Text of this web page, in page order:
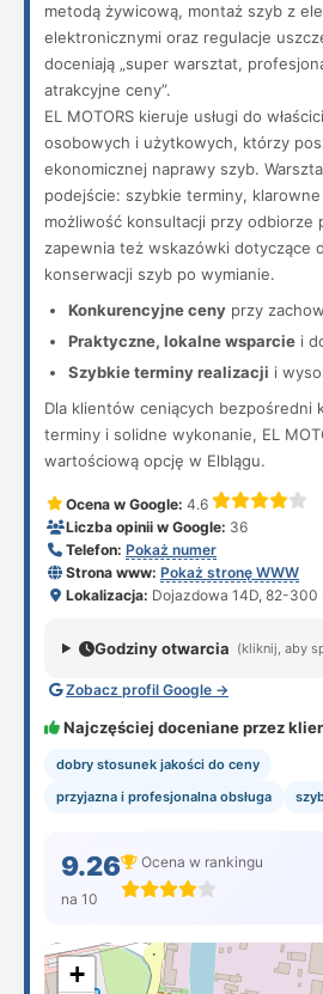
metodą żywicową, montaż szyb z
elektronicznymi oraz regulacje
doceniają „super warsztat,
atrakcyjne ceny”.
EL MOTORS kieruje usługi do
osobowych i użytkowych, którzy
ekonomicznej naprawy szyb.
podejście: szybkie terminy,
możliwość konsultacji przy odbiorze
zapewnia też wskazówki dotyczące
konserwacji szyb po wymianie.
Konkurencyjne ceny przy
Praktyczne, lokalne wsparcie i
Szybkie terminy realizacji i
Dla klientów ceniących bezpośredni
terminy i solidne wykonanie, EL
wartościową opcję w Elblągu.
Ocena w Google: 4.6
Liczba opinii w Google: 36
Telefon: Pokaż numer
Strona www: Pokaż stronę WWW
Lokalizacja: Dojazdowa 14D, 82-300
Godziny otwarcia (kliknij, aby
Zobacz profil Google →
Najczęściej doceniane przez
dobry stosunek jakości do ceny
przyjazna i profesjonalna obsługa
9.26
na 10
Ocena w rankingu
+